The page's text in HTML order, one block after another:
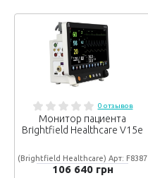
0 отзывов
Монитор пациента
Brightfield Healthcare V15e
(Brightfield Healthcare) Арт: F8387
106 640 грн